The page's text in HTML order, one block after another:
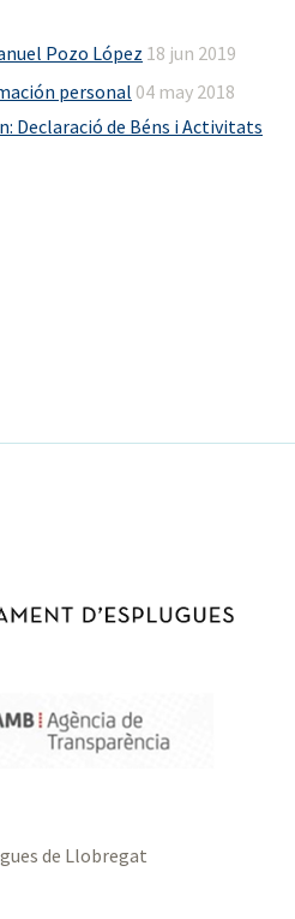
Pozo López 18 jun 2019
personal 04 may 2018
Declaració de Béns i Activitats
de Llobregat